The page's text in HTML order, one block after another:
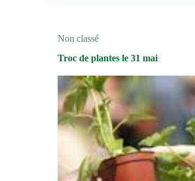
Non classé
Troc de plantes le 31 mai